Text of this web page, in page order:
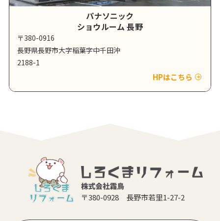
パナソニック
ショウルーム 長野
〒380-0916
長野県長野市大字稲葉字中千田沖
2188-1
HPはこちら
〒380-0928 長野市若里1-27-2